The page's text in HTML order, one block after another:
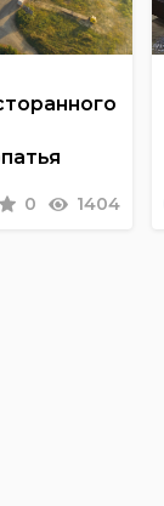
0 1404